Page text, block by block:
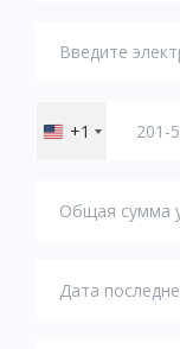
United
+1